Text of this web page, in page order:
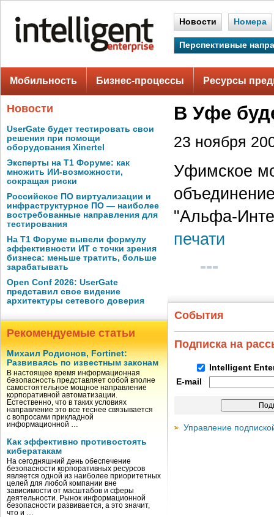
Новости Номера
Перспективные
Мобильность Бизнес-процессы Ресурсы
Новости
UserGate будет тестировать свои
решения при помощи
оборудования Xinertel
Эксперты на Т1 Форуме: как
множить ИИ-возможности,
сокращая риски
Российское ПО виртуализации и
инфраструктурное ПО — наиболее
востребованные направления для
тестирования
На Т1 Форуме вывели формулу
эффективности ИТ с точки зрения
бизнеса: меньше тратить, больше
зарабатывать
Open Conf 2026: UserGate
представил свое видение
архитектуры сетевого доверия
Рекомендуемые статьи
Михаил Родионов, Fortinet:
Развиваясь по известным законам
В настоящее время информационная
безопасность представляет собой вполне
самостоятельное мощное направление
корпоративной автоматизации.
Естественно, что в таких условиях
направление это все теснее связывается
с вопросами прикладной
информационной …
Как эффективно противостоять
кибератакам
На сегодняшний день обеспечение
безопасности корпоративных ресурсов
является одной из наиболее приоритетных
целей для любой компании вне
зависимости от масштабов и сферы
деятельности. Рынок информационной
безопасности развивается, а это значит,
что и …
В Уфе
23 ноября
Уфимское
"Альфа-
печати
События
Подписка на
Intelligent
E-mail
Управление